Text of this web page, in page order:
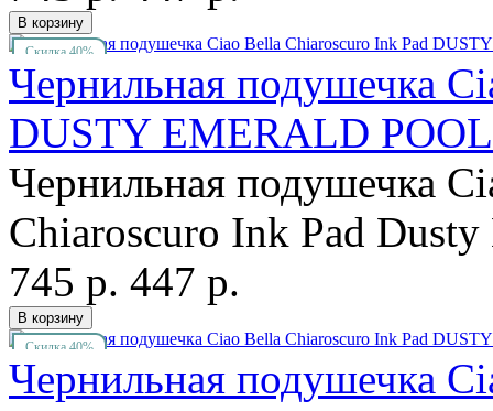
Скидка 40%
Чернильная подушечка
DUSTY EMERALD POOL
Чернильная подушечка
Chiaroscuro Ink Pad
745 р. 447 р.
Скидка 40%
Чернильная подушечка